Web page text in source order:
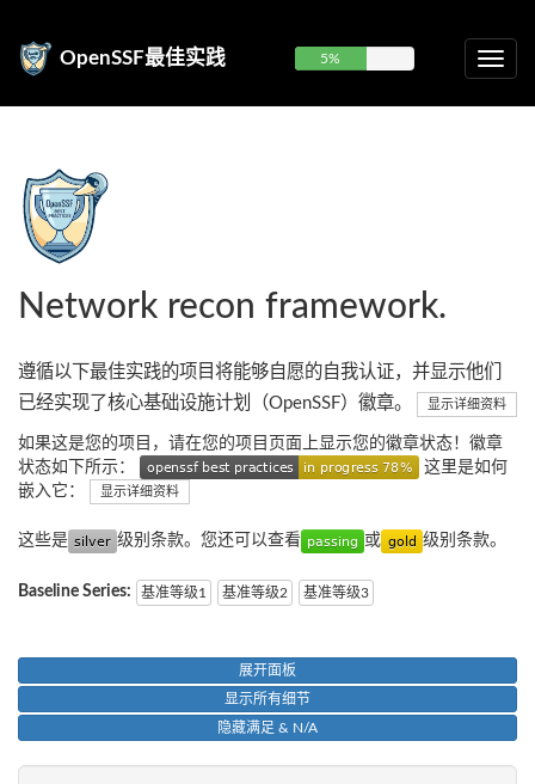
OpenSSF最佳实践 5%
Network recon framework.
遵循以下最佳实践的项目将能够自愿的自我认证，并显示他们
已经实现了核心基础设施计划（OpenSSF）徽章。
显示详细资料
如果这是您的项目，请在您的项目页面上显示您的徽章状态！徽章
状态如下所示：
这里是如何
嵌入它：
显示详细资料
这些是 级别条款。您还可以查看 或 级别条款。
Baseline Series: 基准等级1 基准等级2 基准等级3
展开面板
显示所有细节
隐藏满足 & N/A